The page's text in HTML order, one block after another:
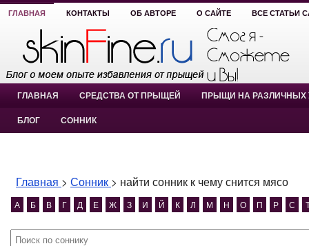
ГЛАВНАЯ КОНТАКТЫ ОБ АВТОРЕ О САЙТЕ ВСЕ СТАТЬИ
ГЛАВНАЯ СРЕДСТВА ОТ ПРЫЩЕЙ ПРЫЩИ НА РАЗЛИЧНЫХ
БЛОГ СОННИК
Главная > Сонник > найти сонник к чему снится мясо
А Б В Г Д Е Ж З И Й К Л М Н О П Р С